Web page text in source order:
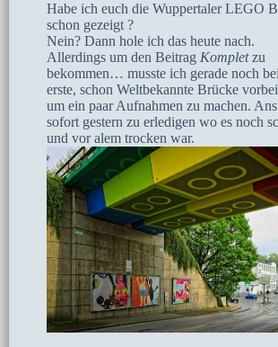
Habe ich euch die Wuppertaler LEGO
schon gezeigt ?
Nein? Dann hole ich das heute nach.
Allerdings um den Beitrag Kompletzu
bekommen… musste ich gerade noch
erste, schon Weltbekannte Brücke
um ein paar Aufnahmen zu machen.
sofort gestern zu erledigen wo es noch
und vor alem trocken war.